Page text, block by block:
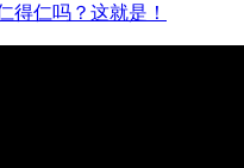
得仁吗？这就是！